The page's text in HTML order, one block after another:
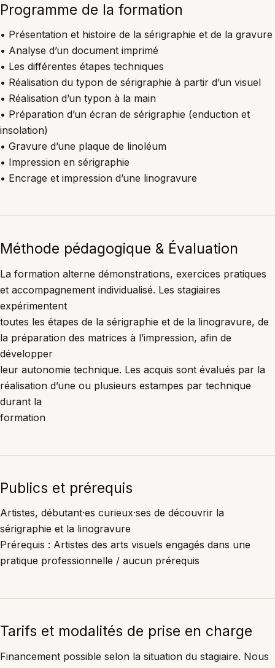
Programme de la formation
• Présentation et histoire de la sérigraphie et de la gravure
• Analyse d’un document imprimé
• Les différentes étapes techniques
• Réalisation du typon de sérigraphie à partir d’un visuel
• Réalisation d’un typon à la main
• Préparation d’un écran de sérigraphie (enduction et
insolation)
• Gravure d’une plaque de linoléum
• Impression en sérigraphie
• Encrage et impression d’une linogravure
Méthode pédagogique & Évaluation
La formation alterne démonstrations, exercices pratiques
et accompagnement individualisé. Les stagiaires
expérimentent
toutes les étapes de la sérigraphie et de la linogravure, de
la préparation des matrices à l’impression, afin de
développer
leur autonomie technique. Les acquis sont évalués par la
réalisation d’une ou plusieurs estampes par technique
durant la
formation
Publics et prérequis
Artistes, débutant·es curieux·ses de découvrir la
sérigraphie et la linogravure
Prérequis : Artistes des arts visuels engagés dans une
pratique professionnelle / aucun prérequis
Tarifs et modalités de prise en charge
Financement possible selon la situation du stagiaire. Nous